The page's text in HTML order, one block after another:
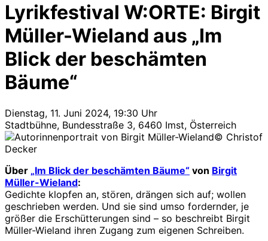
Lyrikfestival W:ORTE: Birgit
Müller-Wieland aus „Im
Blick der beschämten
Bäume“
Dienstag, 11. Juni 2024, 19:30 Uhr
Stadtbühne, Bundesstraße 3, 6460 Imst, Österreich
© Christof
Decker
Über „Im Blick der beschämten Bäume“ von Birgit
Müller-Wieland:
Gedichte klopfen an, stören, drängen sich auf; wollen
geschrieben werden. Und sie sind umso fordernder, je
größer die Erschütterungen sind – so beschreibt Birgit
Müller-Wieland ihren Zugang zum eigenen Schreiben.